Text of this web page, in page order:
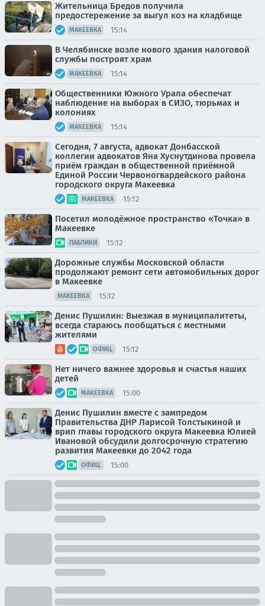
Жительница Бредов получила
предостережение за выгул коз на кладбище
МАКЕЕВКА 15:14
В Челябинске возле нового здания налоговой
службы построят храм
МАКЕЕВКА 15:14
Общественники Южного Урала обеспечат
наблюдение на выборах в СИЗО, тюрьмах и
колониях
МАКЕЕВКА 15:14
Сегодня, 7 августа, адвокат Донбасской
коллегии адвокатов Яна Хуснутдинова провела
приём граждан в общественной приёмной
Единой России Червоногвардейского района
городского округа Макеевка
МАКЕЕВКА 15:12
Посетил молодёжное пространство «Точка» в
Макеевке
ПАБЛИКИ 15:12
Дорожные службы Московской области
продолжают ремонт сети автомобильных дорог
в Макеевке
МАКЕЕВКА 15:12
Денис Пушилин: Выезжая в муниципалитеты,
всегда стараюсь пообщаться с местными
жителями
ОФИЦ. 15:12
Нет ничего важнее здоровья и счастья наших
детей
МАКЕЕВКА 15:00
Денис Пушилин вместе с зампредом
Правительства ДНР Ларисой Толстыкиной и
врип главы городского округа Макеевка Юлией
Ивановой обсудили долгосрочную стратегию
развития Макеевки до 2042 года
ОФИЦ. 15:00